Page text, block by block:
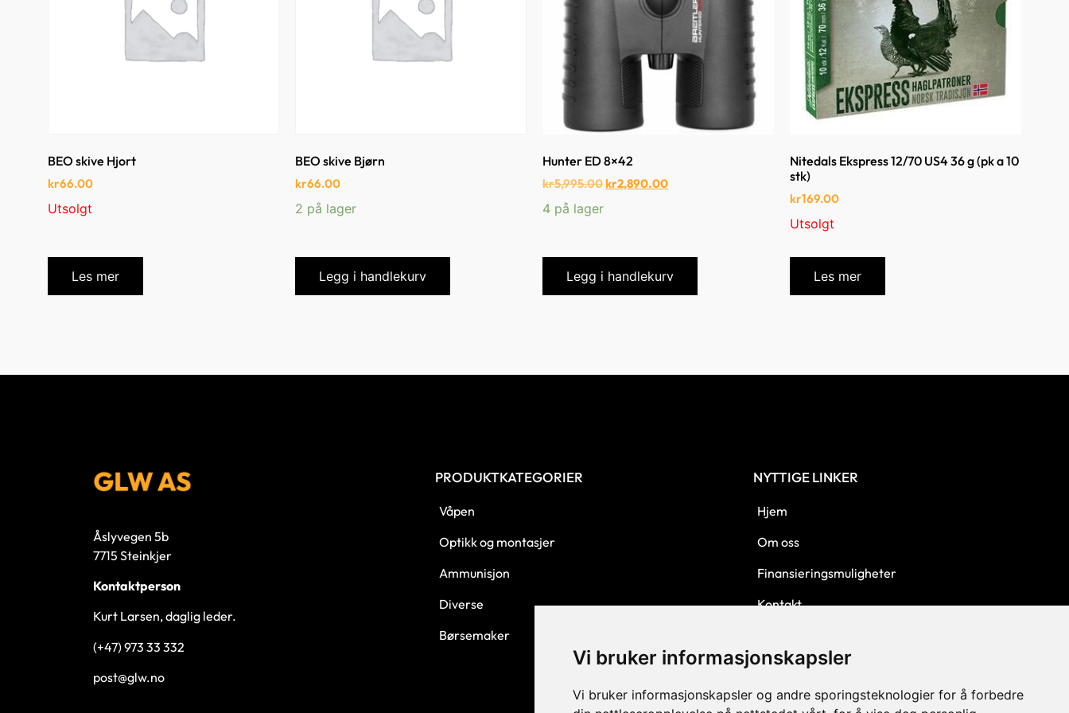
Vi bruker informasjonskapsler
Vi bruker informasjonskapsler og andre sporingsteknologier for å forbedre
BEO skive Hjort
kr66.00
Utsolgt
Les mer
BEO skive Bjørn
kr66.00
2 på lager
Legg i handlekurv
Hunter ED 8×42
kr5,995.00kr2,890.00
4 på lager
Legg i handlekurv
Nitedals Ekspress 12/70 US4 36 g (pk a 10
stk)
kr169.00
Utsolgt
Les mer
Åslyvegen 5b
7715 Steinkjer
Kontaktperson
Kurt Larsen, daglig leder.
(+47) 973 33 332
post@glw.no
PRODUKTKATEGORIER
Våpen
Optikk og montasjer
Ammunisjon
Diverse
Børsemaker
NYTTIGE LINKER
Hjem
Om oss
Finansieringsmuligheter
Kontakt
Kjøpsbetingelser